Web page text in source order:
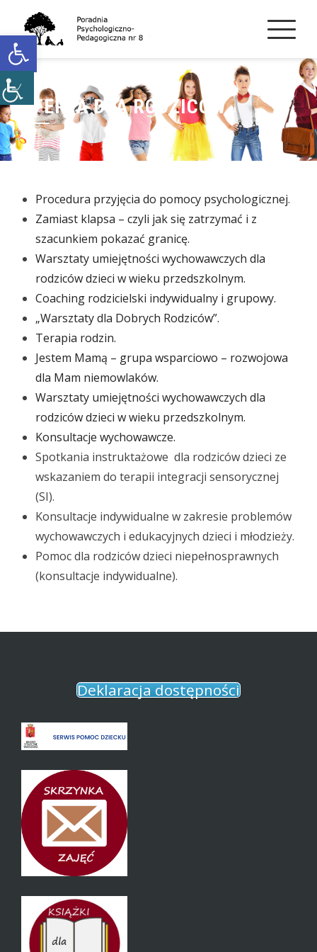
Open toolbar
content
OFERTA DLA RODZICÓW
Procedura przyjęcia do pomocy psychologicznej.
Zamiast klapsa – czyli jak się zatrzymać i z
szacunkiem pokazać granicę.
Warsztaty umiejętności wychowawczych dla
rodziców dzieci w wieku przedszkolnym.
Coaching rodzicielski indywidualny i grupowy.
„Warsztaty dla Dobrych Rodziców”.
Terapia rodzin.
Jestem Mamą – grupa wsparciowo – rozwojowa
dla Mam niemowlaków.
Warsztaty umiejętności wychowawczych dla
rodziców dzieci w wieku przedszkolnym.
Konsultacje wychowawcze.
Spotkania instruktażowe dla rodziców dzieci ze
wskazaniem do terapii integracji sensorycznej
(SI).
Konsultacje indywidualne w zakresie problemów
wychowawczych i edukacyjnych dzieci i młodzieży.
Pomoc dla rodziców dzieci niepełnosprawnych
(konsultacje indywidualne).
Deklaracja dostępności